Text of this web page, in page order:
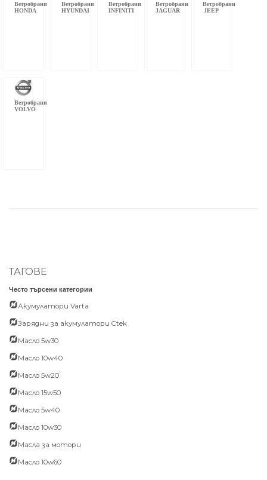
Ветробрани
HONDA
Ветробрани
HYUNDAI
Ветробрани
INFINITI
Ветробрани
JAGUAR
Ветробрани
JEEP
Ветробрани
VOLVO
ТАГОВЕ
Често търсени категории
Акумулатори Varta
Зарядни за акумулатори Ctek
Масло 5w30
Масло 10w40
Масло 5w20
Масло 15w50
Масло 5w40
Масло 10w30
Масла за мотори
Масло 10w60